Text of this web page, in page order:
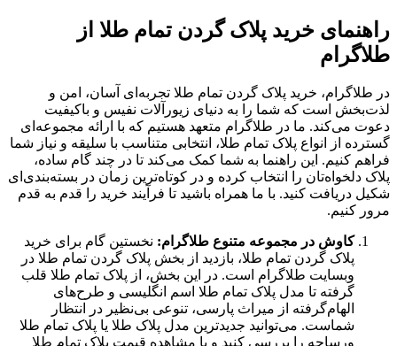
راهنمای خرید پلاک گردن تمام طلا از
طلاگرام
در طلاگرام، خرید پلاک گردن تمام طلا تجربه‌ای آسان، امن و
لذت‌بخش است که شما را به دنیای زیورآلات نفیس و باکیفیت
دعوت می‌کند. ما در طلاگرام متعهد هستیم که با ارائه مجموعه‌ای
گسترده از انواع پلاک تمام طلا، انتخابی متناسب با سلیقه و نیاز شما
فراهم کنیم. این راهنما به شما کمک می‌کند تا در چند گام ساده،
پلاک دلخواه‌تان را انتخاب کرده و در کوتاه‌ترین زمان در بسته‌بندی‌ای
شکیل دریافت کنید. با ما همراه باشید تا فرآیند خرید را قدم‌ به ‌قدم
مرور کنیم.
کاوش در مجموعه متنوع طلاگرام: نخستین گام برای خرید
پلاک گردن تمام طلا، بازدید از بخش پلاک گردن تمام طلا در
وبسایت طلاگرام است. در این بخش، از پلاک تمام طلا قلب
گرفته تا مدل پلاک تمام طلا اسم انگلیسی و طرح‌های
الهام‌گرفته از میراث پارسی، تنوعی بی‌نظیر در انتظار
شماست. می‌توانید جدیدترین مدل پلاک طلا یا پلاک تمام طلا
ورساچه را بررسی کنید و با مشاهده قیمت پلاک تمام طلا